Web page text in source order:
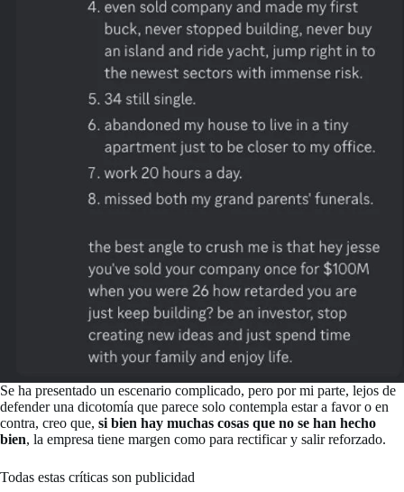
Se ha presentado un escenario complicado, pero por mi parte, lejos de
defender una dicotomía que parece solo contempla estar a favor o en
contra, creo que, si bien hay muchas cosas que no se han hecho
bien, la empresa tiene margen como para rectificar y salir reforzado.
Todas estas críticas son publicidad